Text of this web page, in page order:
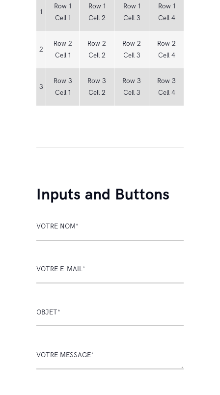
1
Row 1
Cell 1
Row 1
Cell 2
Row 1
Cell 3
Row 1
Cell 4
2
Row 2
Cell 1
Row 2
Cell 2
Row 2
Cell 3
Row 2
Cell 4
3
Row 3
Cell 1
Row 3
Cell 2
Row 3
Cell 3
Row 3
Cell 4
Inputs and Buttons